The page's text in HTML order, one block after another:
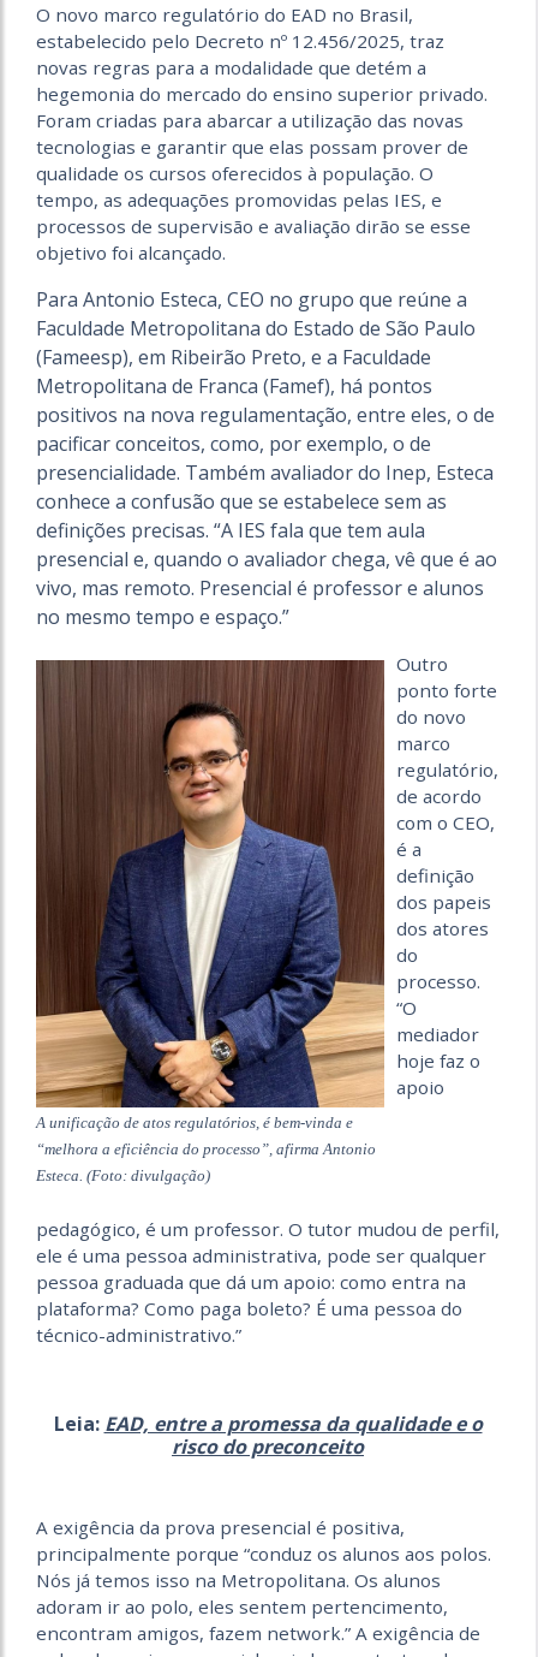
O novo marco regulatório do EAD no Brasil,
estabelecido pelo Decreto nº 12.456/2025, traz
novas regras para a modalidade que detém a
hegemonia do mercado do ensino superior privado.
Foram criadas para abarcar a utilização das novas
tecnologias e garantir que elas possam prover de
qualidade os cursos oferecidos à população. O
tempo, as adequações promovidas pelas IES, e
processos de supervisão e avaliação dirão se esse
objetivo foi alcançado.
Para Antonio Esteca, CEO no grupo que reúne a
Faculdade Metropolitana do Estado de São Paulo
(Fameesp), em Ribeirão Preto, e a Faculdade
Metropolitana de Franca (Famef), há pontos
positivos na nova regulamentação, entre eles, o de
pacificar conceitos, como, por exemplo, o de
presencialidade. Também avaliador do Inep, Esteca
conhece a confusão que se estabelece sem as
definições precisas. “A IES fala que tem aula
presencial e, quando o avaliador chega, vê que é ao
vivo, mas remoto. Presencial é professor e alunos
no mesmo tempo e espaço.”
A unificação de atos regulatórios, é bem-vinda e
“melhora a eficiência do processo”, afirma Antonio
Esteca. (Foto: divulgação)
Outro
ponto forte
do novo
marco
regulatório,
de acordo
com o CEO,
é a
definição
dos papeis
dos atores
do
processo.
“O
mediador
hoje faz o
apoio
pedagógico, é um professor. O tutor mudou de perfil,
ele é uma pessoa administrativa, pode ser qualquer
pessoa graduada que dá um apoio: como entra na
plataforma? Como paga boleto? É uma pessoa do
técnico-administrativo.”
Leia: EAD, entre a promessa da qualidade e o
risco do preconceito
A exigência da prova presencial é positiva,
principalmente porque “conduz os alunos aos polos.
Nós já temos isso na Metropolitana. Os alunos
adoram ir ao polo, eles sentem pertencimento,
encontram amigos, fazem network.” A exigência de